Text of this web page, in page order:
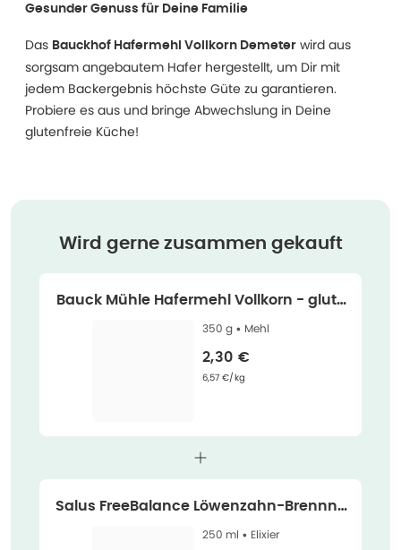
Gesunder Genuss für Deine Familie
Das Bauckhof Hafermehl Vollkorn Demeter wird aus
sorgsam angebautem Hafer hergestellt, um Dir mit
jedem Backergebnis höchste Güte zu garantieren.
Probiere es aus und bringe Abwechslung in Deine
glutenfreie Küche!
Wird gerne zusammen gekauft
Bauck Mühle Hafermehl Vollkorn - glute
nfrei 350 g
350 g • Mehl
Verkaufspreis
2,30 €
Grundpreis
6,57 €/kg
Salus FreeBalance Löwenzahn-Brennne
ssel 12-Kräuter-Elixier 250 ml
250 ml • Elixier